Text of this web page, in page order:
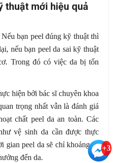
thuật mới hiệu quả
bạn peel đúng kỹ thuật thì
nếu bạn peel da sai kỹ thuật
Trong đó có việc da bị tổn
hiện bởi bác sĩ chuyên khoa
trọng nhất vẫn là đánh giá
chất peel da an toàn. Các
vệ sinh da cần được thực
gian peel da sẽ chỉ khoảng từ
đến da.
+3